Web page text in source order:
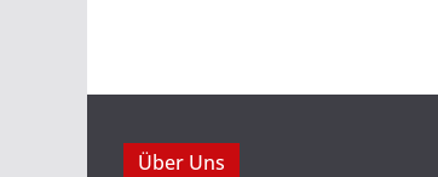
Über Uns